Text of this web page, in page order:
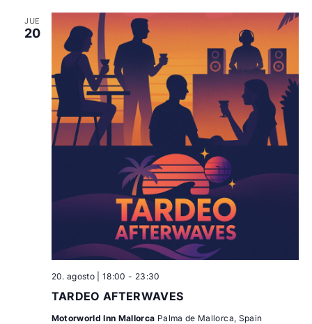
JUE
20
TARDEO AFTERWAVES
20. agosto | 18:00 - 23:30
Motorworld Inn Mallorca Palma de Mallorca, Spain